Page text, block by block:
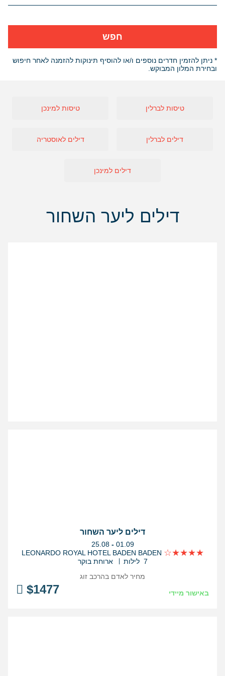
חפש
* ניתן להזמין חדרים נוספים ו/או להוסיף תינוקות להזמנה לאחר חיפוש
ובחירת המלון המבוקש.
טיסות לברלין טיסות למינכן
דילים לברלין דילים לאוסטריה
דילים למינכן
דילים ליער השחור
דילים ליער השחור
בין
התאריכים,
25.08 - 01.09
LEONARDO ROYAL HOTEL BADEN BADEN
7 לילות
ארוחת בוקר
באישור מיידי $1477
מחיר לאדם בהרכב זוג